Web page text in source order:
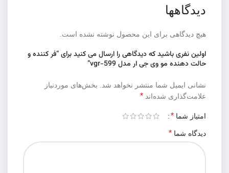
دیدگاهها
هیچ دیدگاهی برای این محصول نوشته نشده است.
اولین نفری باشید که دیدگاهی را ارسال می کنید برای “فر کننده و
حالت دهنده مو وی جی ار مدل vgr-599”
نشانی ایمیل شما منتشر نخواهد شد. بخش‌های موردنیاز
علامت‌گذاری شده‌اند *
امتیاز شما *
دیدگاه شما *